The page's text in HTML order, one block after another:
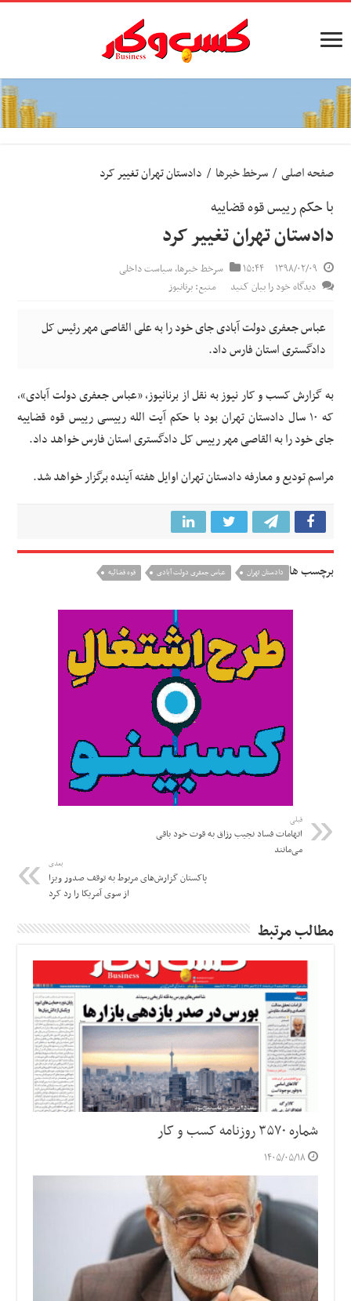
صفحه اصلی / سرخط خبرها / دادستان تهران تغییر کرد
با حکم رییس قوه قضاییه
دادستان تهران تغییر کرد
۱۳۹۸/۰۲/۰۹ ۱۵:۴۴ سرخط خبرها,سیاست داخلی
دیدگاه خود را بیان کنید
منبع: برنانیوز
عباس جعفری دولت آبادی جای خود را به علی القاصی مهر رئیس کل
دادگستری استان فارس داد.
به گزارش کسب و کار نیوز به نقل از برنانیوز، «عباس جعفری دولت آبادی»،
که ۱۰ سال دادستان تهران بود با حکم آیت الله رییسی رییس قوه قضاییه
جای خود را به القاصی مهر رییس کل دادگستری استان فارس خواهد داد.
مراسم تودیع و معارفه دادستان تهران اوایل هفته آینده برگزار خواهد شد.
برچسب ها دادستان تهران عباس جعفری دولت آبادی قوه قضائیه
قبلی
اتهامات فساد نجیب رزاق به قوت خود باقی
می‌مانند
بعدی
پاکستان گزارش‌های مربوط به توقف صدور ویزا
از سوی آمریکا را رد کرد
مطالب مرتبط
شماره ۳۵۷۰ روزنامه کسب و کار
۱۴۰۵/۰۵/۱۸